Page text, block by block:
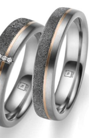
TANTAL TRAURINGE